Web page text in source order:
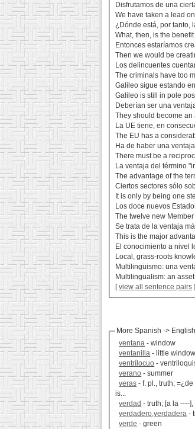
Disfrutamos de una
We have taken a lead
¿Dónde está, por tanto,
What, then, is the
Entonces estaríamos
Then we would be
Los delincuentes
The criminals have too
Galileo sigue estando
Galileo is still in pole
Deberían ser una
They should become
La UE tiene, en
The EU has a
Ha de haber una
There must be a
La ventaja del término
The advantage of the
Ciertos sectores sólo
It is only by being one
Los doce nuevos
The twelve new
Se trata de la ventaja
This is the major
El conocimiento a nivel
Local, grass-roots
Multilingüismo: una
Multilingualism: an
[view all sentence pairs ]
More Spanish ->
ventana - window
ventanilla - little window
ventrílocuo -
verano - summer
veras - f. pl., truth;
is...
verdad - truth; [a la ----
verdadero,verdadera -
verde - green